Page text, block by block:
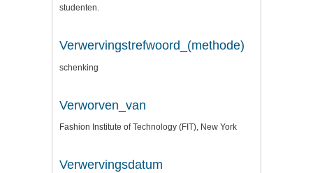
studenten.
Verwervingstrefwoord_(methode)
schenking
Verworven_van
Fashion Institute of Technology (FIT), New York
Verwervingsdatum